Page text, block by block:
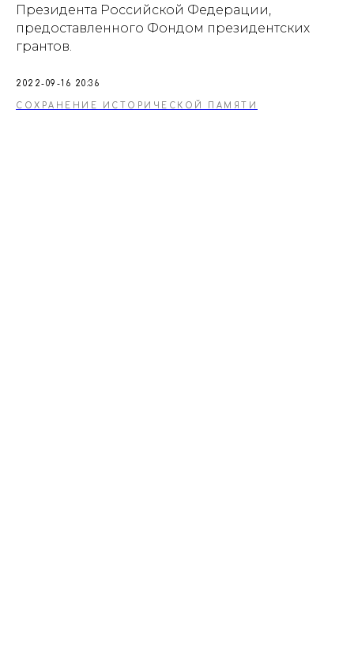
Президента Российской Федерации,
предоставленного Фондом президентских
грантов.
2022-09-16 20:36
СОХРАНЕНИЕ ИСТОРИЧЕСКОЙ ПАМЯТИ